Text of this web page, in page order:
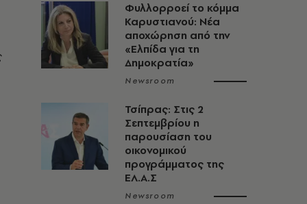
Φυλλορροεί το κόμμα
Καρυστιανού: Νέα
αποχώρηση από την
«Ελπίδα για τη
Δημοκρατία»
Newsroom
Τσίπρας: Στις 2
Σεπτεμβρίου η
παρουσίαση του
οικονομικού
προγράμματος της
ΕΛ.Α.Σ
Newsroom